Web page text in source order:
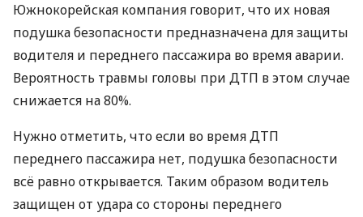
Южнокорейская компания говорит, что их новая
подушка безопасности предназначена для защиты
водителя и переднего пассажира во время аварии.
Вероятность травмы головы при ДТП в этом случае
снижается на 80%.
Нужно отметить, что если во времяДТП
переднего пассажира нет, подушка безопасности
всё равно открывается. Таким образом водитель
защищен от удара со стороны переднего